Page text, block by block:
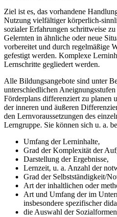
Ziel ist es, das vorhandene
Nutzung vielfältiger körperlich-
sozialer Erfahrungen schrittweise
Gelernten in ähnliche oder neue
vorbereitet und durch regelmäßige
gefestigt werden. Komplexe
Lernschritte gegliedert werden.
Alle Bildungsangebote sind unter
unterschiedlichen
Förderplans differenziert zu planen
der inneren und äußeren
den Lernvoraussetzungen des
Lerngruppe. Sie können sich u. a.
Umfang der Lerninhalte,
Grad der Komplexität der
Darstellung der Ergebnisse,
Lernzeit, u. a. Anzahl der
Grad der Selbstständigkeit/
Art der inhaltlichen oder
Art und Umfang der im
insbesondere spezifischer
die Auswahl der